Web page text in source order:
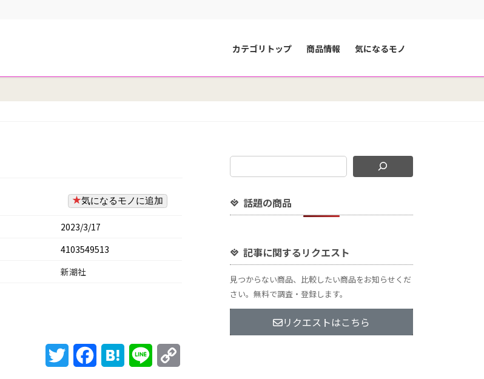
カテゴリトップ 商品情報 気になるモノ
気になるモノに追加
2023/3/17
4103549513
新潮社
Twitter FacebookHatena Line
話題の商品
記事に関するリクエスト
見つからない商品、比較したい商品をお知らせくだ
さい。無料で調査・登録します。
リクエストはこちら